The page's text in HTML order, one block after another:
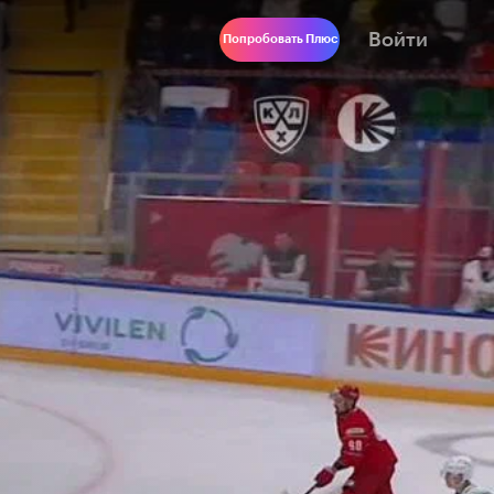
Попробовать Плюс Войти